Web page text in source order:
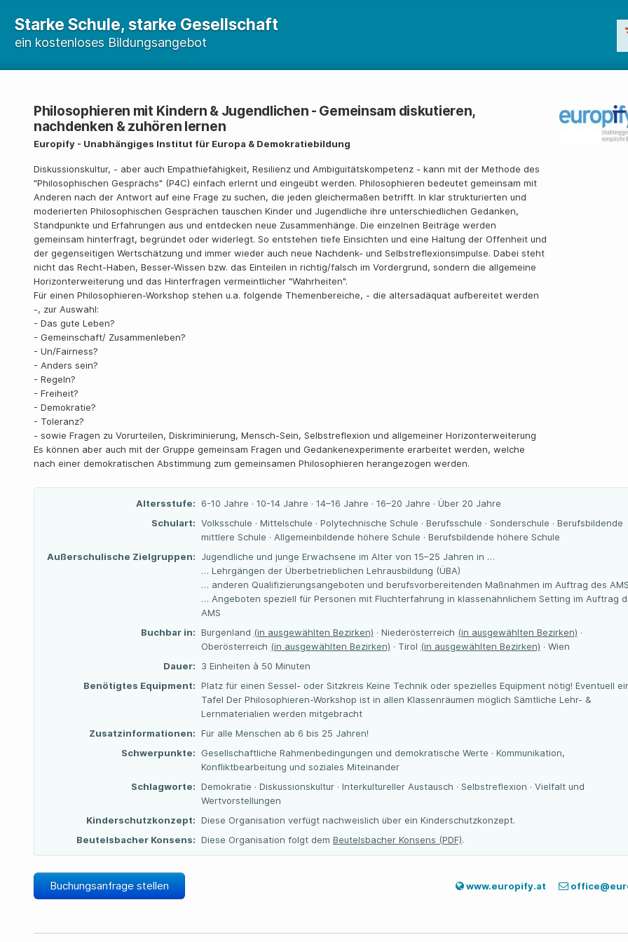
Starke Schule, starke Gesellschaft
ein kostenloses Bildungsangebot
Philosophieren mit Kindern & Jugendlichen - Gemeinsam diskutieren,
nachdenken & zuhören lernen
Europify - Unabhängiges Institut für Europa & Demokratiebildung
Diskussionskultur, - aber auch Empathiefähigkeit, Resilienz und Ambiguitätskompetenz - kann mit der Methode des
"Philosophischen Gesprächs" (P4C) einfach erlernt und eingeübt werden. Philosophieren bedeutet gemeinsam mit
Anderen nach der Antwort auf eine Frage zu suchen, die jeden gleichermaßen betrifft. In klar strukturierten und
moderierten Philosophischen Gesprächen tauschen Kinder und Jugendliche ihre unterschiedlichen Gedanken,
Standpunkte und Erfahrungen aus und entdecken neue Zusammenhänge. Die einzelnen Beiträge werden
gemeinsam hinterfragt, begründet oder widerlegt. So entstehen tiefe Einsichten und eine Haltung der Offenheit und
der gegenseitigen Wertschätzung und immer wieder auch neue Nachdenk- und Selbstreflexionsimpulse. Dabei steht
nicht das Recht-Haben, Besser-Wissen bzw. das Einteilen in richtig/falsch im Vordergrund, sondern die allgemeine
Horizonterweiterung und das Hinterfragen vermeintlicher "Wahrheiten".
Für einen Philosophieren-Workshop stehen u.a. folgende Themenbereiche, - die altersadäquat aufbereitet werden
-, zur Auswahl:
- Das gute Leben?
- Gemeinschaft/ Zusammenleben?
- Un/Fairness?
- Anders sein?
- Regeln?
- Freiheit?
- Demokratie?
- Toleranz?
- sowie Fragen zu Vorurteilen, Diskriminierung, Mensch-Sein, Selbstreflexion und allgemeiner Horizonterweiterung
Es können aber auch mit der Gruppe gemeinsam Fragen und Gedankenexperimente erarbeitet werden, welche
nach einer demokratischen Abstimmung zum gemeinsamen Philosophieren herangezogen werden.
Altersstufe:
6-10 Jahre · 10-14 Jahre · 14–16 Jahre · 16–20 Jahre · Über 20 Jahre
Schulart: Volksschule · Mittelschule · Polytechnische Schule · Berufsschule · Sonderschule · Berufsbildende
mittlere Schule · Allgemeinbildende höhere Schule · Berufsbildende höhere Schule
Außerschulische Zielgruppen:
Jugendliche und junge Erwachsene im Alter von 15–25 Jahren in …
… Lehrgängen der Überbetrieblichen Lehrausbildung (ÜBA)
… anderen Qualifizierungsangeboten und berufsvorbereitenden Maßnahmen im Auftrag des AMS
… Angeboten speziell für Personen mit Fluchterfahrung in klassenähnlichem Setting im Auftrag
AMS
Buchbar in: Burgenland (in ausgewählten Bezirken) · Niederösterreich (in ausgewählten Bezirken) ·
Oberösterreich (in ausgewählten Bezirken) · Tirol (in ausgewählten Bezirken) · Wien
Dauer:
3 Einheiten à 50 Minuten
Benötigtes Equipment: Platz für einen Sessel- oder Sitzkreis Keine Technik oder spezielles Equipment nötig! Eventuell
Tafel Der Philosophieren-Workshop ist in allen Klassenräumen möglich Sämtliche Lehr- &
Lernmaterialien werden mitgebracht
Zusatzinformationen: Für alle Menschen ab 6 bis 25 Jahren!
Schwerpunkte:
Gesellschaftliche Rahmenbedingungen und demokratische Werte · Kommunikation,
Konfliktbearbeitung und soziales Miteinander
Schlagworte: Demokratie · Diskussionskultur · Interkultureller Austausch · Selbstreflexion · Vielfalt und
Wertvorstellungen
Kinderschutzkonzept: Diese Organisation verfügt nachweislich über ein Kinderschutzkonzept.
Beutelsbacher Konsens: Diese Organisation folgt dem Beutelsbacher Konsens (PDF).
Buchungsanfrage stellen www.europify.at